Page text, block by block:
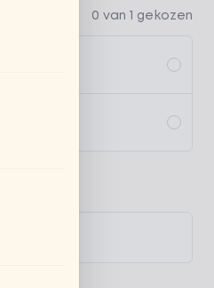
0 van 1 gekozen